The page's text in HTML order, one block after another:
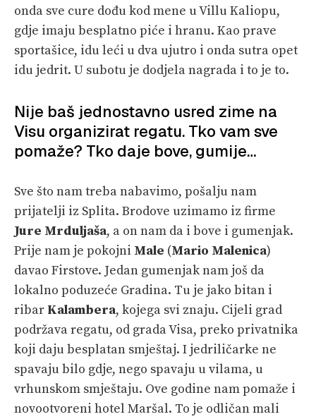
onda sve cure dođu kod mene u Villu Kaliopu,
gdje imaju besplatno piće i hranu. Kao prave
sportašice, idu leći u dva ujutro i onda sutra opet
idu jedrit. U subotu je dodjela nagrada i to je to.
Nije baš jednostavno usred zime na
Visu organizirat regatu. Tko vam sve
pomaže? Tko daje bove, gumije…
Sve što nam treba nabavimo, pošalju nam
prijatelji iz Splita. Brodove uzimamo iz firme
Jure Mrduljaša, a on nam da i bove i gumenjak.
Prije nam je pokojni Male (Mario Malenica)
davao Firstove. Jedan gumenjak nam još da
lokalno poduzeće Gradina. Tu je jako bitan i
ribar Kalambera, kojega svi znaju. Cijeli grad
podržava regatu, od grada Visa, preko privatnika
koji daju besplatan smještaj. I jedriličarke ne
spavaju bilo gdje, nego spavaju u vilama, u
vrhunskom smještaju. Ove godine nam pomaže i
novootvoreni hotel Maršal. To je odličan mali